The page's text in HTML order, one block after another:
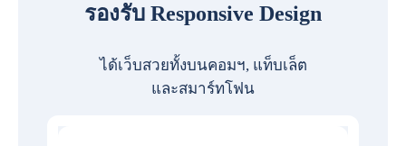
รองรับ Responsive Design
ได้เว็บสวยทั้งบนคอมฯ, แท็บเล็ต
และสมาร์ทโฟน